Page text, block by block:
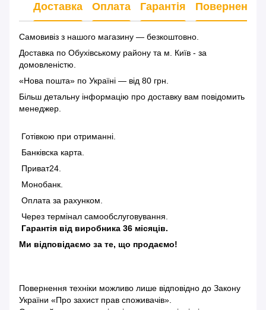
Доставка Оплата Гарантія Повернення
Самовивіз з нашого магазину — безкоштовно.
Доставка по Обухівському району та м. Київ - за
домовленістю.
«Нова пошта» по Україні — від 80 грн.
Більш детальну інформацію про доставку вам повідомить
менеджер.
Готівкою при отриманні.
Банківска карта.
Приват24.
Монобанк.
Оплата за рахунком.
Через термінал самообслуговування.
Гарантія від виробника 36 місяців.
Ми відповідаємо за те, що продаємо!
Повернення техніки можливо лише відповідно до Закону
України «Про захист прав споживачів»